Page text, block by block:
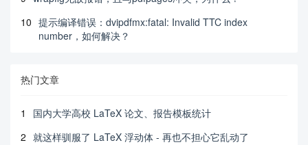
10 提示编译错误：dvipdfmx:fatal: Invalid TTC index
number，如何解决？
热门文章
1
国内大学高校 LaTeX 论文、报告模板统计
2 就这样驯服了 LaTeX 浮动体 - 再也不担心它乱动了